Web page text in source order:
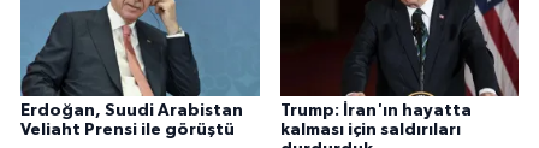
Erdoğan, Suudi Arabistan
Veliaht Prensi ile görüştü
Trump: İran'ın hayatta
kalması için saldırıları